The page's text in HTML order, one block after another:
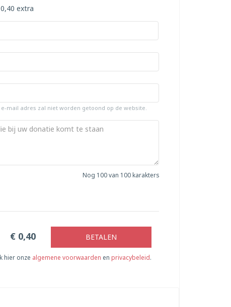
extra
mail adres zal niet worden getoond op de website.
Nog 100van 100 karakters
€ 0,40 BETALEN
hier onze algemene voorwaarden en privacybeleid.